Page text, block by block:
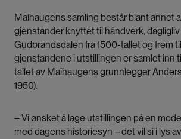
Maihaugens samling består blant annet
gjenstander knyttet til håndverk,
Gudbrandsdalen fra 1500-tallet og frem
gjenstandene i utstillingen er samlet inn
tallet av Maihaugens grunnlegger
1950).
– Vi ønsket å lage utstillingen på en
med dagens historiesyn – det vil si i lys